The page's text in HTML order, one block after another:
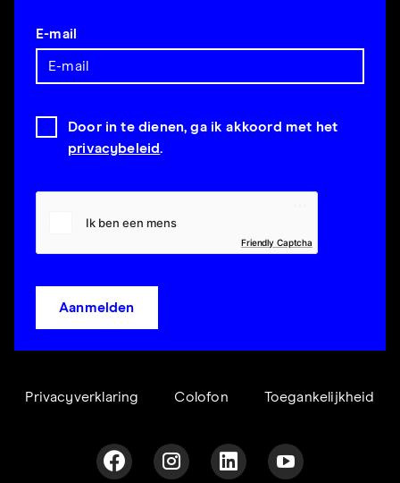
E-mail
Door in te dienen, ga ik akkoord met het
privacybeleid.
Friendly Captcha
Aanmelden
Privacyverklaring Colofon Toegankelijkheid